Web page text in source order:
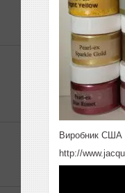
Виробник США
http://